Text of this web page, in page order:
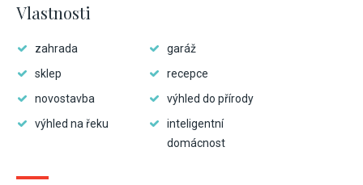
Vlastnosti
zahrada
garáž
sklep
recepce
novostavba
výhled do přírody
výhled na řeku
inteligentní
domácnost